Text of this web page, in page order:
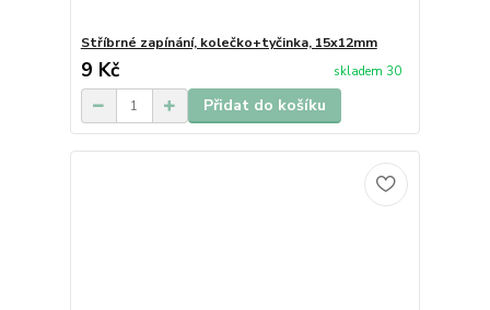
Stříbrné zapínání, kolečko+tyčinka, 15x12mm
9 Kč skladem 30
Přidat do košíku